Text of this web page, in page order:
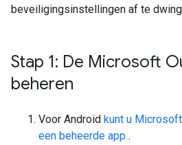
beveiligingsinstellingen af ​​te
Stap 1: De Microsoft
beheren
Voor Android kunt u
een beheerde app .